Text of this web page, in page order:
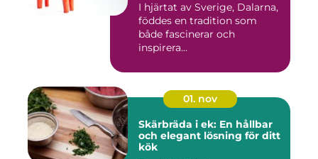
I hjärtat av Sverige, Dalarna,
föddes en tradition som
både fascinerar och
inspirera...
01. nov
Skärbräda i ek: En hållbar
och elegant lösning för ditt
kök